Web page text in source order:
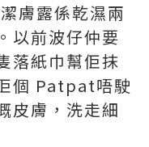
膚露係乾濕兩
以前波仔仲要
落紙巾幫佢抹
個 Patpat唔駛
皮膚，洗走細